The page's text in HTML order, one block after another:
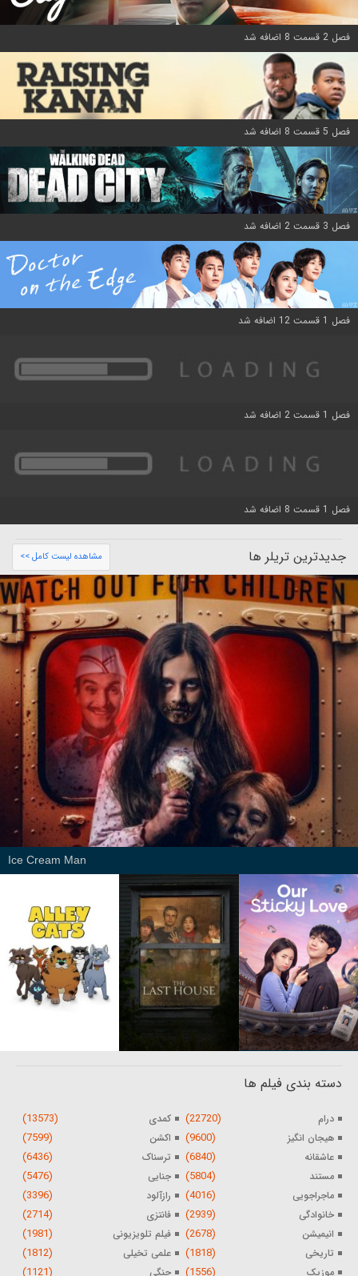
فصل 2 قسمت 8 اضافه شد
فصل 5 قسمت 8 اضافه شد
فصل 3 قسمت 2 اضافه شد
فصل 1 قسمت 12 اضافه شد
فصل 1 قسمت 2 اضافه شد
فصل 1 قسمت 8 اضافه شد
جدیدترین تریلر ها مشاهده لیست کامل >>
Ice Cream Man
دسته بندی فیلم ها
درام (22720) کمدی (13573)
هیجان انگیز (9600) اکشن (7599)
عاشقانه (6840) ترسناک (6436)
مستند (5804) جنایی (5476)
ماجراجویی (4016) رازآلود (3396)
خانوادگی (2939) فانتزی (2714)
انیمیشن (2678) فیلم تلویزیونی (1981)
تاریخی (1818) علمی تخیلی (1812)
موزیک (1556) جنگی (1121)